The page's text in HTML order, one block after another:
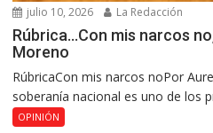
julio 10, 2026 La Redacción
Rúbrica…Con mis narcos
Moreno
RúbricaCon mis narcos noPor
soberanía nacional es uno de los
OPINIÓN